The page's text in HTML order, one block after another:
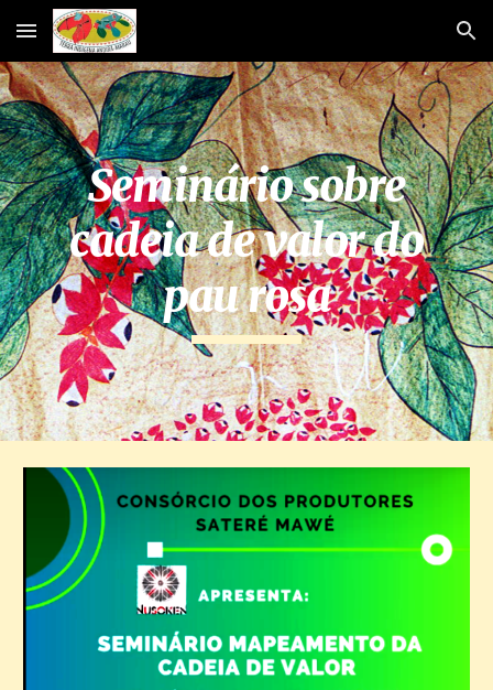
Skip to main content Skip to navigation
Seminário sobre
cadeia de valor do
pau rosa